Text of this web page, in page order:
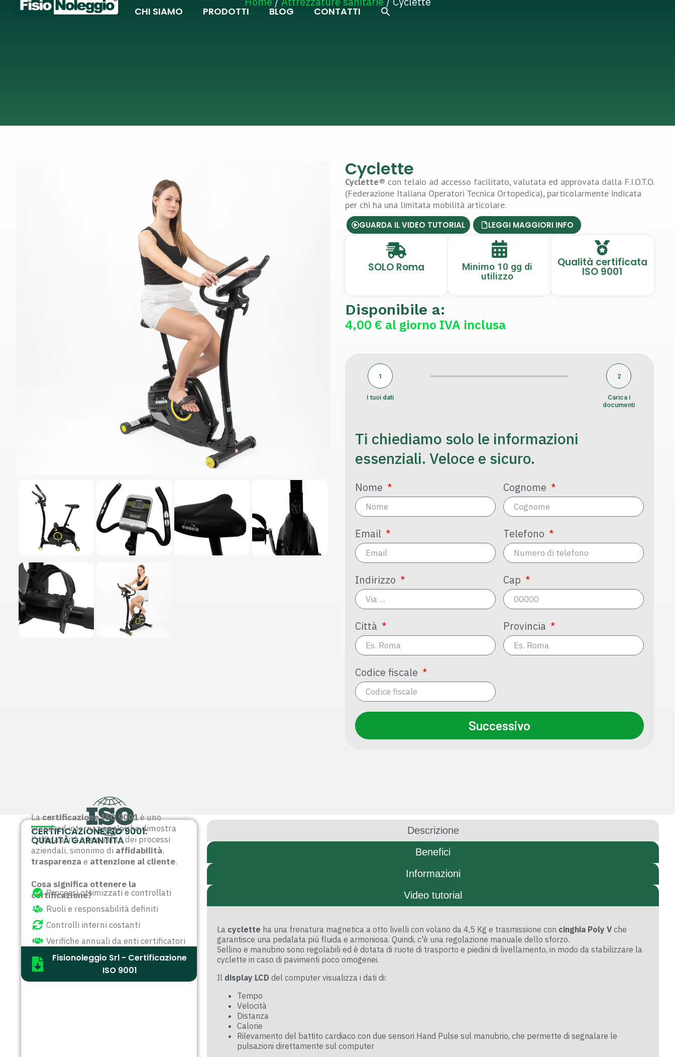
CHI SIAMO PRODOTTI BLOG CONTATTI
Search
Search Button
Cyclette
Cyclette® con telaio ad accesso facilitato, valutata ed approvata dalla F.I.O.T.O.
(Federazione Italiana Operatori Tecnica Ortopedica), particolarmente indicata
per chi ha una limitata mobilità articolare.
GUARDA IL VIDEO TUTORIAL LEGGI MAGGIORI INFO
SOLO Roma
Minimo 10 gg di
utilizzo
Qualità certificata
ISO 9001
Disponibile a:
4,00 € al giorno IVA inclusa
1
I tuoi dati
2
Carica i
documenti
Ti chiediamo solo le informazioni
essenziali. Veloce e sicuro.
Nome Cognome
Email Telefono
Indirizzo Cap
Città Provincia
Codice fiscale
Successivo
Descrizione
Benefici
Informazioni
Video tutorial
La cyclette ha una frenatura magnetica a otto livelli con volano da 4,5 Kg e trasmissione con cinghia Poly V che
garantisce una pedalata più fluida e armoniosa. Quindi, c'è una regolazione manuale dello sforzo.
Sellino e manubrio sono regolabili ed è dotata di ruote di trasporto e piedini di livellamento, in modo da stabilizzare la
cyclette in caso di pavimenti poco omogenei.
Il display LCD del computer visualizza i dati di:
Tempo
Velocità
Distanza
Calorie
Rilevamento del battito cardiaco con due sensori Hand Pulse sul manubrio, che permette di segnalare le
pulsazioni direttamente sul computer
CERTIFICAZIONE ISO 9001:
QUALITÀ GARANTITA
Lacertificazione ISO 9001è uno
standard internazionale che dimostra
l'affidabilità e la qualità dei processi
aziendali, sinonimo di affidabilità,
trasparenza e attenzione al cliente.
Cosa significa ottenere la
certificazione?
Processi ottimizzati e controllati
Ruoli e responsabilità definiti
Controlli interni costanti
Verifiche annuali da enti certificatori
Fisionoleggio Srl - Certificazione
ISO 9001